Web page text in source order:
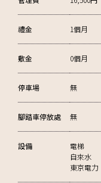
禮金 1個月
敷金 0個月
停車場 無
腳踏車停放處 無
設備
電梯
自來水
東京電力